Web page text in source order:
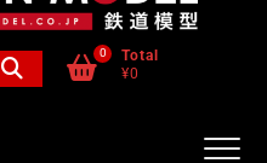
0
Total
¥0